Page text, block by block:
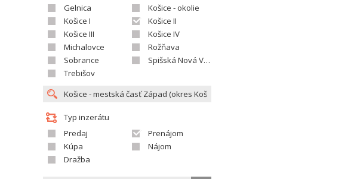
Gelnica
Košice - okolie
Košice I
Košice II
Košice III
Košice IV
Michalovce
Rožňava
Sobrance
Spišská Nová Ves
Trebišov
Typ inzerátu
Predaj
Prenájom
Kúpa
Nájom
Dražba